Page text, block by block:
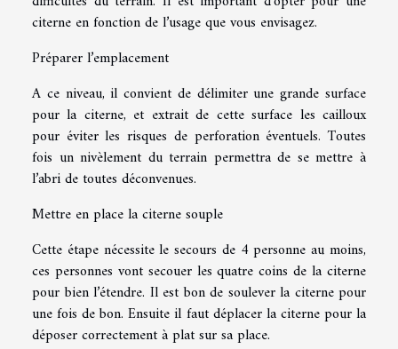
citerne en fonction de l’usage que vous envisagez.
Préparer l’emplacement
A ce niveau, il convient de délimiter une grande surface
pour la citerne, et extrait de cette surface les cailloux
pour éviter les risques de perforation éventuels. Toutes
fois un nivèlement du terrain permettra de se mettre à
l’abri de toutes déconvenues.
Mettre en place la citerne souple
Cette étape nécessite le secours de 4 personne au moins,
ces personnes vont secouer les quatre coins de la citerne
pour bien l’étendre. Il est bon de soulever la citerne pour
une fois de bon. Ensuite il faut déplacer la citerne pour la
déposer correctement à plat sur sa place.